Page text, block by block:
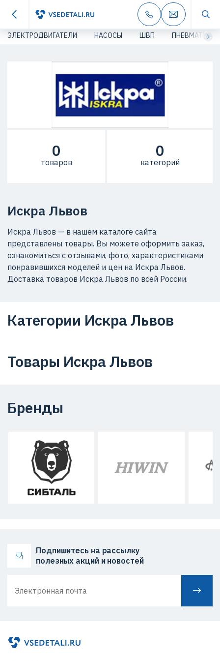
ЭЛЕКТРОДВИГАТЕЛИ НАСОСЫ ШВП ПНЕВМАТИКА
Искра Львов
Искра Львов — в нашем каталоге сайта
представлены товары. Вы можете оформить заказ,
ознакомиться с отзывами, фото, характеристиками
понравившихся моделей и цен на Искра Львов.
Доставка товаров Искра Львов по всей России.
0
товаров
0
категорий
Категории Искра Львов
Товары Искра Львов
Бренды
Подпишитесь на рассылку
полезных акций и новостей